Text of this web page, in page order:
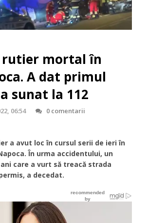
rutier mortal în
A dat primul
sunat la 112
06:54 0 comentarii
a avut loc în cursul serii de ieri în
În urma accidentului, un
care a vurt să treacă strada
a decedat.